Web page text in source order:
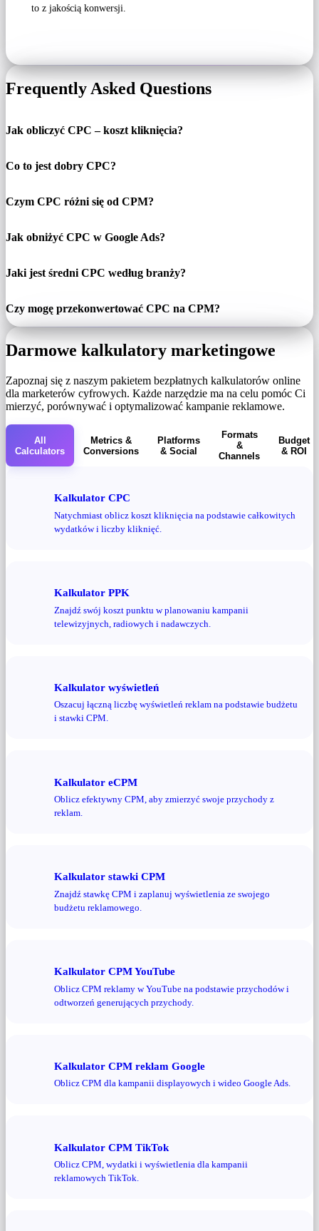
to z jakością konwersji.
Frequently Asked Questions
Jak obliczyć CPC – koszt kliknięcia?
Co to jest dobry CPC?
Czym CPC różni się od CPM?
Jak obniżyć CPC w Google Ads?
Jaki jest średni CPC według branży?
Czy mogę przekonwertować CPC na CPM?
Darmowe kalkulatory marketingowe
Zapoznaj się z naszym pakietem bezpłatnych kalkulatorów online
dla marketerów cyfrowych. Każde narzędzie ma na celu pomóc Ci
mierzyć, porównywać i optymalizować kampanie reklamowe.
All
Calculators
Metrics &
Conversions
Platforms
& Social
Formats
&
Channels
Budget
& ROI
Kalkulator CPC
Natychmiast oblicz koszt kliknięcia na podstawie całkowitych
wydatków i liczby kliknięć.
Kalkulator PPK
Znajdź swój koszt punktu w planowaniu kampanii
telewizyjnych, radiowych i nadawczych.
Kalkulator wyświetleń
Oszacuj łączną liczbę wyświetleń reklam na podstawie budżetu
i stawki CPM.
Kalkulator eCPM
Oblicz efektywny CPM, aby zmierzyć swoje przychody z
reklam.
Kalkulator stawki CPM
Znajdź stawkę CPM i zaplanuj wyświetlenia ze swojego
budżetu reklamowego.
Kalkulator CPM YouTube
Oblicz CPM reklamy w YouTube na podstawie przychodów i
odtworzeń generujących przychody.
Kalkulator CPM reklam Google
Oblicz CPM dla kampanii displayowych i wideo Google Ads.
Kalkulator CPM TikTok
Oblicz CPM, wydatki i wyświetlenia dla kampanii
reklamowych TikTok.